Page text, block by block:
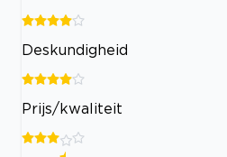
Deskundigheid
Prijs/kwaliteit